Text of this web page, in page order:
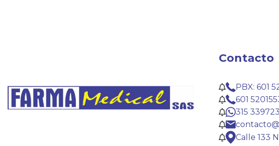
Contacto
PBX: 601
601
315
Calle 133